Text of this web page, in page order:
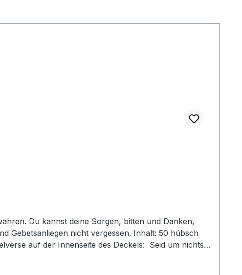
Du kannst deine Sorgen, bitten und Danken,
Gebetsanliegen nicht vergessen. Inhalt: 50 hübsch
auf der Innenseite des Deckels: Seid um nichts